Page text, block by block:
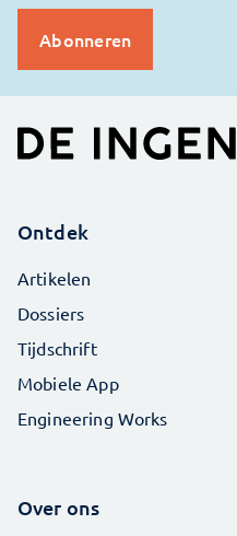
Ontdek
Artikelen
Dossiers
Tijdschrift
Mobiele App
Engineering Works
Over ons